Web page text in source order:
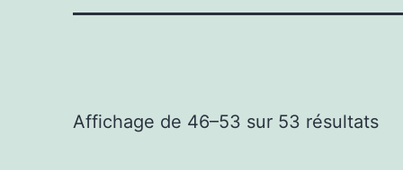
Affichage de 46–53 sur 53 résultats